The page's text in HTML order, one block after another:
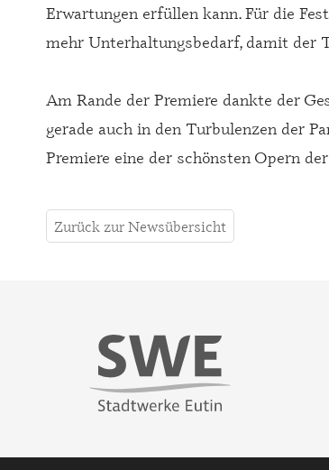
Erwartungen erfüllen kann. Für die
mehr Unterhaltungsbedarf, damit der
Am Rande der Premiere dankte der
gerade auch in den Turbulenzen der
Premiere eine der schönsten Opern
Zurück zur Newsübersicht